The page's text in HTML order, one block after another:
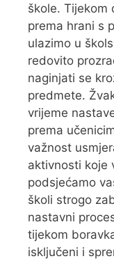
škole. Tijekom
prema hrani s
ulazimo u
redovito
naginjati se
predmete.
vrijeme
prema
važnost
aktivnosti koje
podsjećamo
školi strogo
nastavni
tijekom
isključeni i